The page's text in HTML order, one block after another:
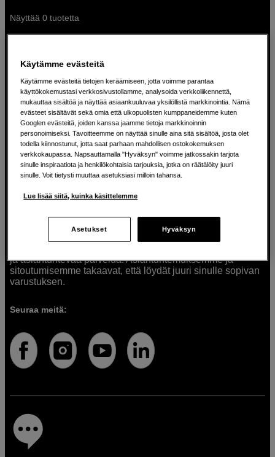
Näyttää 0 tuotetta
Ratkaisuja luoville ihmisille jo vuodesta
1982
Olemme Scandinavian Photolla jo yli 40 vuoden ajan
auttaneet luovia ihmisiä toteuttamaan visioitaan.
Tarjoamme inspiraatiota, asiantuntemusta ja tuotteita
muun muassa valokuvauksen, äänen, videokuvauksen ja
musiikin ja taiteen harrastajia. Oikeilla työkaluilla ideat
muuttuvat todellisuudeksi. Autamme sinua valitsemaan
ja asiantuntevaa palvelua. Asiantuntemuksemme ja
sitoutumisemme takaavat, että löydät juuri sinulle sopivan
varustuksen.
Seuraa meitä:
Käytämme evästeitä
Käytämme evästeitä tietojen keräämiseen, jotta voimme parantaa
käyttökokemustasi verkkosivustollamme, analysoida verkkoliikennettä,
mukauttaa sisältöä ja näyttää asiaankuuluvaa yksilöllistä markkinointia. Nämä
evästeet sisältävät sekä omia että ulkopuolisten kumppaneidemme kuten
Googlen evästeitä, joiden kanssa jaamme tietoja markkinoinnin
personoimiseksi. Tavoitteemme on näyttää sinulle aina sitä sisältöä, josta olet
todella kiinnostunut, jotta saat parhaan mahdollisen ostokokemuksen
verkkokaupassa. Napsauttamalla "Hyväksyn" voimme jatkossakin tarjota
sinulle inspiraatiota ja henkilökohtaisia tarjouksia, jotka on räätälöity juuri
sinulle. Voit tietysti muuttaa asetuksiasi milloin tahansa.
Lue lisää siitä, kuinka käsittelemme
Asetukset Hyväksyn